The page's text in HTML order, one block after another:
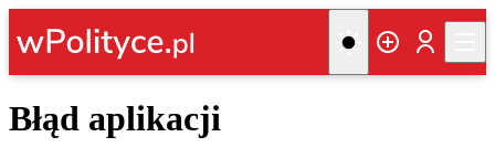
Błąd aplikacji